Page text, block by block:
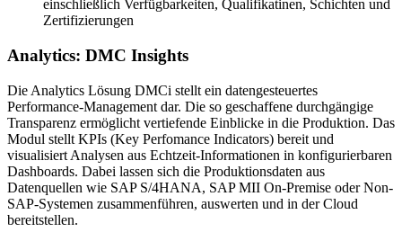
einschließlich Verfügbarkeiten, Qualifikatinen, Schichten und
Zertifizierungen
Analytics: DMC Insights
Die Analytics Lösung DMCi stellt ein datengesteuertes
Performance-Management dar. Die so geschaffene durchgängige
Transparenz ermöglicht vertiefende Einblicke in die Produktion. Das
Modul stellt KPIs (Key Perfomance Indicators) bereit und
visualisiert Analysen aus Echtzeit-Informationen in konfigurierbaren
Dashboards. Dabei lassen sich die Produktionsdaten aus
Datenquellen wie SAP S/4HANA, SAP MII On-Premise oder Non-
SAP-Systemen zusammenführen, auswerten und in der Cloud
bereitstellen.